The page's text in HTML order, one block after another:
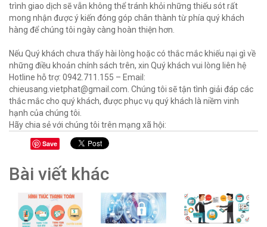
trình giao dịch sẽ vẫn không thể tránh khỏi những thiếu sót rất
mong nhận được ý kiến đóng góp chân thành từ phía quý khách
hàng để chúng tôi ngày càng hoàn thiện hơn.
Nếu Quý khách chưa thấy hài lòng hoặc có thắc mắc khiếu nại gì về
những điều khoản chính sách trên, xin Quý khách vui lòng liên hệ
Hotline hỗ trợ: 0942.711.155 – Email:
chieusang.vietphat@gmail.com. Chúng tôi sẽ tận tình giải đáp các
thắc mắc cho quý khách, được phục vụ quý khách là niềm vinh
hạnh của chúng tôi.
Hãy chia sẻ với chúng tôi trên mạng xã hội:
Save
Bài viết khác